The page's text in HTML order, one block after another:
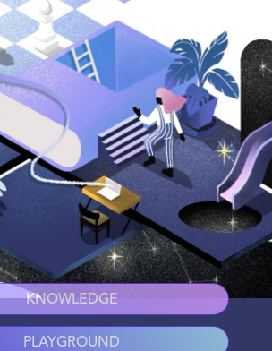
KNOWLEDGE
PLAYGROUND